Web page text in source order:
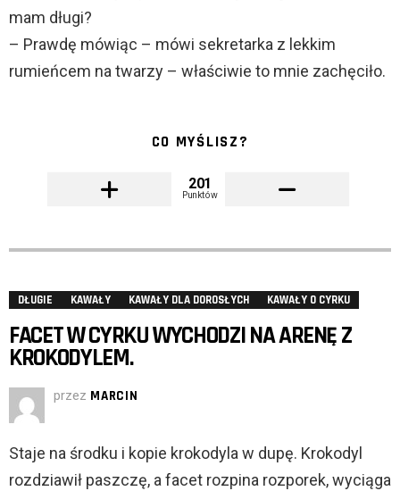
mam długi?
– Prawdę mówiąc – mówi sekretarka z lekkim
rumieńcem na twarzy – właściwie to mnie zachęciło.
CO MYŚLISZ?
201
Punktów
DŁUGIE KAWAŁY KAWAŁY DLA DOROSŁYCH KAWAŁY O CYRKU
FACET W CYRKU WYCHODZI NA ARENĘ Z
KROKODYLEM.
przez MARCIN
Staje na środku i kopie krokodyla w dupę. Krokodyl
rozdziawił paszczę, a facet rozpina rozporek, wyciąga